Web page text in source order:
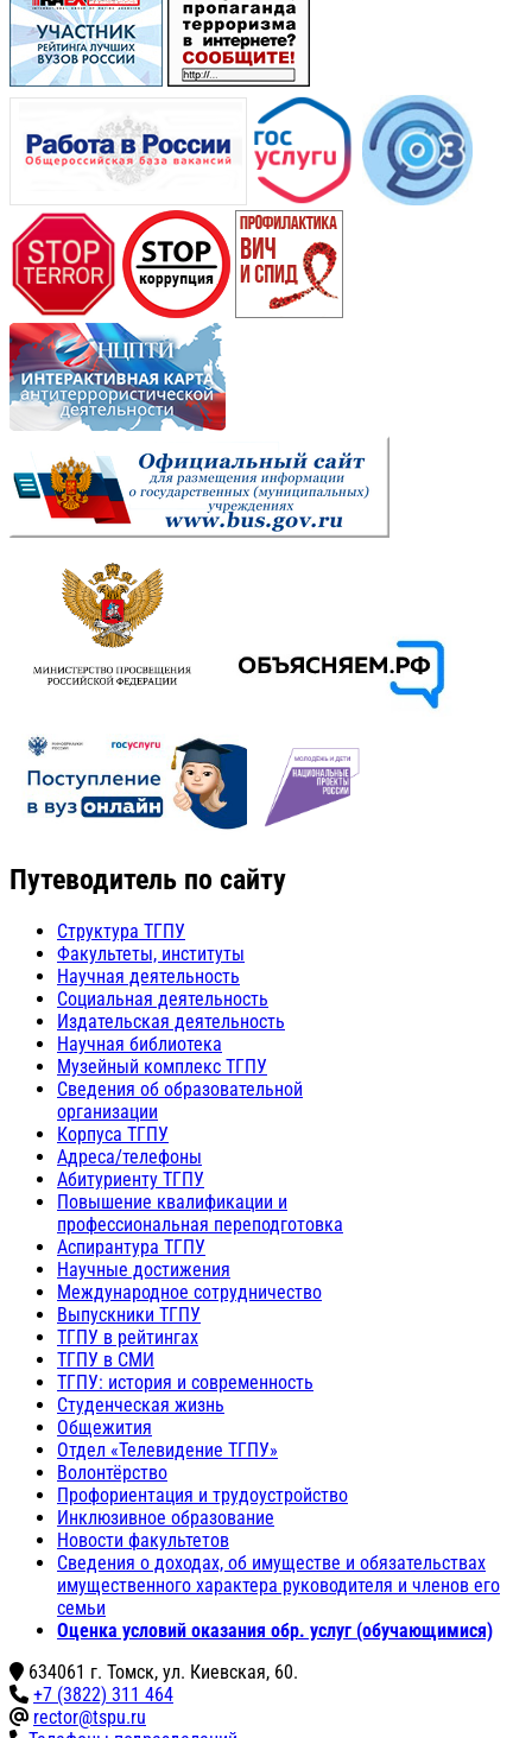
Путеводитель по сайту
Структура ТГПУ
Факультеты, институты
Научная деятельность
Социальная деятельность
Издательская деятельность
Научная библиотека
Музейный комплекс ТГПУ
Сведения об образовательной
организации
Корпуса ТГПУ
Адреса/телефоны
Абитуриенту ТГПУ
Повышение квалификации и
профессиональная переподготовка
Аспирантура ТГПУ
Научные достижения
Международное сотрудничество
Выпускники ТГПУ
ТГПУ в рейтингах
ТГПУ в СМИ
ТГПУ: история и современность
Студенческая жизнь
Общежития
Отдел «Телевидение ТГПУ»
Волонтёрство
Профориентация и трудоустройство
Инклюзивное образование
Новости факультетов
Сведения о доходах, об имуществе и обязательствах
имущественного характера руководителя и членов его
семьи
Оценка условий оказания обр. услуг (обучающимися)
634061 г. Томск, ул. Киевская, 60.
+7 (3822) 311 464
rector@tspu.ru